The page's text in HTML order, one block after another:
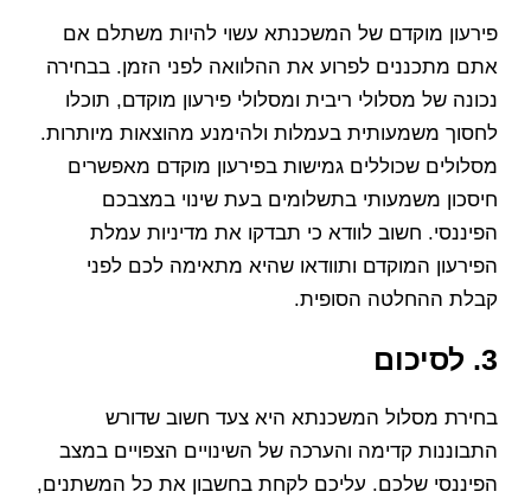
פירעון מוקדם של המשכנתא עשוי להיות משתלם אם
אתם מתכננים לפרוע את ההלוואה לפני הזמן. בבחירה
נכונה של מסלולי ריבית ומסלולי פירעון מוקדם, תוכלו
לחסוך משמעותית בעמלות ולהימנע מהוצאות מיותרות.
מסלולים שכוללים גמישות בפירעון מוקדם מאפשרים
חיסכון משמעותי בתשלומים בעת שינוי במצבכם
הפיננסי. חשוב לוודא כי תבדקו את מדיניות עמלת
הפירעון המוקדם ותוודאו שהיא מתאימה לכם לפני
קבלת ההחלטה הסופית.
3. לסיכום
בחירת מסלול המשכנתא היא צעד חשוב שדורש
התבוננות קדימה והערכה של השינויים הצפויים במצב
הפיננסי שלכם. עליכם לקחת בחשבון את כל המשתנים,